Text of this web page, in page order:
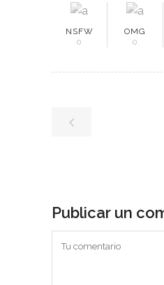
NSFW
0
OMG
0
Publicar un